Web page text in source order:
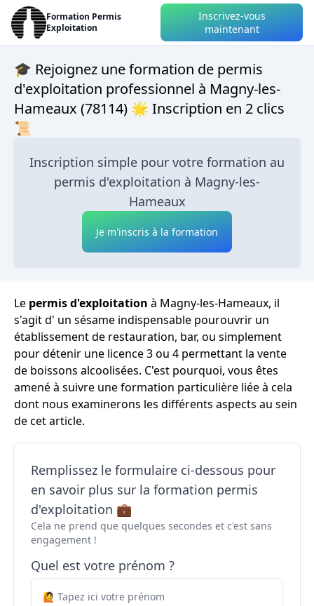
Formation Permis
Exploitation
Inscrivez-vous
maintenant
🎓 Rejoignez une formation de permis
d'exploitation professionnel à Magny-les-
Hameaux (78114) 🌟 Inscription en 2 clics
📜
Inscription simple pour votre formation au
permis d'exploitation à Magny-les-
Hameaux
Je m'inscris à la formation
Le permis d'exploitation à Magny-les-Hameaux, il
s'agit d' un sésame indispensable pourouvrir un
établissement de restauration, bar, ou simplement
pour détenir une licence 3 ou 4 permettant la vente
de boissons alcoolisées. C'est pourquoi, vous êtes
amené à suivre une formation particulière liée à cela
dont nous examinerons les différents aspects au sein
de cet article.
Remplissez le formulaire ci-dessous pour
en savoir plus sur la formation permis
d'exploitation 💼
Cela ne prend que quelques secondes et c'est sans
engagement !
Quel est votre prénom ?